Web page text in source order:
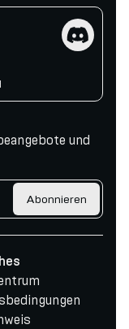
und
Abonnieren